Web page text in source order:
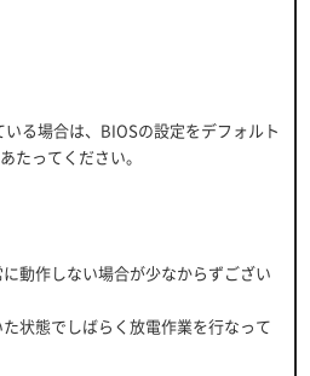
る場合は、BIOSの設定をデフォルト
たってください。
動作しない場合が少なからずござい
状態でしばらく放電作業を行なって